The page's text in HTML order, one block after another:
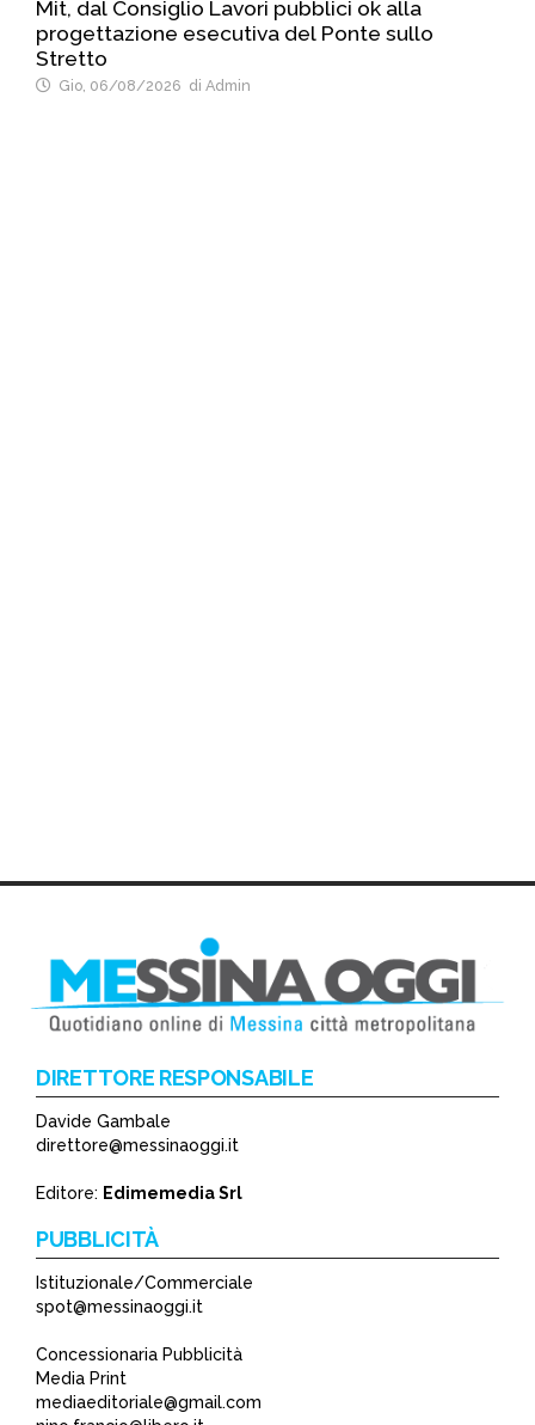
Mit, dal Consiglio Lavori pubblici ok alla
progettazione esecutiva del Ponte sullo
Stretto
Gio, 06/08/2026 di Admin
DIRETTORE RESPONSABILE
Davide Gambale
direttore@messinaoggi.it
Editore: Edimemedia Srl
PUBBLICITÀ
Istituzionale/Commerciale
spot@messinaoggi.it
Concessionaria Pubblicità
Media Print
mediaeditoriale@gmail.com